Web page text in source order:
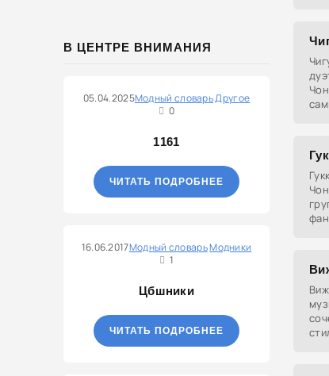
В ЦЕНТРЕ ВНИМАНИЯ
05.04.2025Модный словарьДругое
0
1161
ЧИТАТЬ ПОДРОБНЕЕ
16.06.2017Модный словарьМодники
1
Цбшники
ЧИТАТЬ ПОДРОБНЕЕ